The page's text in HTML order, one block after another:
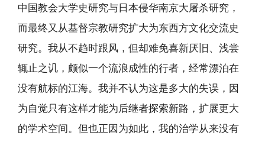
中国教会大学史研究与日本侵华南京大屠杀研究，
而最终又从基督宗教研究扩大为东西方文化交流史
研究。我从不趋时跟风，但却难免喜新厌旧、浅尝
辄止之讥，颇似一个流浪成性的行者，经常漂泊在
没有航标的江海。我并不认为这是多大的失误，因
为自觉只有这样才能为后继者探索新路，扩展更大
的学术空间。但也正因为如此，我的治学从来没有